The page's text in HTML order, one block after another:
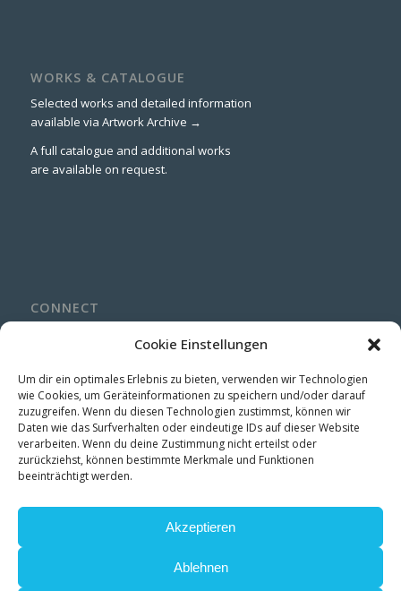
Cookie Einstellungen
Um dir ein optimales Erlebnis zu bieten, verwenden wir Technologien
wie Cookies, um Geräteinformationen zu speichern und/oder darauf
zuzugreifen. Wenn du diesen Technologien zustimmst, können wir
Daten wie das Surfverhalten oder eindeutige IDs auf dieser Website
verarbeiten. Wenn du deine Zustimmung nicht erteilst oder
zurückziehst, können bestimmte Merkmale und Funktionen
beeinträchtigt werden.
Akzeptieren
Ablehnen
WORKS & CATALOGUE
Selected works and detailed information
available via Artwork Archive →
A full catalogue and additional works
are available on request.
CONNECT
STUDIO NEWS
Be the first to see new works, exhibitions & studio insights →